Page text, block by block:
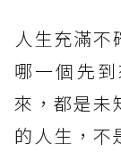
人生充滿
哪一個先
來，都是未
的人生，不